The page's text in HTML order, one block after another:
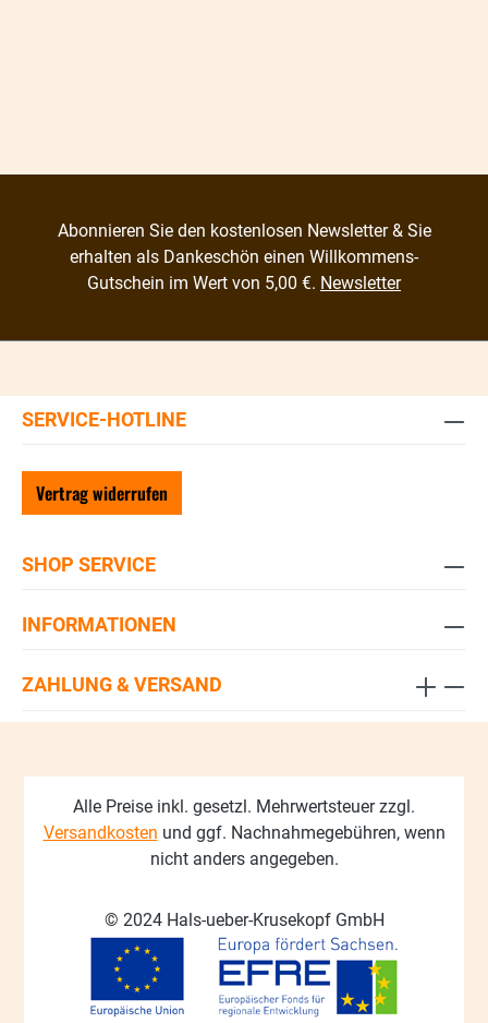
Abonnieren Sie den kostenlosen Newsletter & Sie
erhalten als Dankeschön einen Willkommens-
Gutschein im Wert von 5,00 €. Newsletter
SERVICE-HOTLINE
Vertrag widerrufen
SHOP SERVICE
INFORMATIONEN
ZAHLUNG & VERSAND
Alle Preise inkl. gesetzl. Mehrwertsteuer zzgl.
Versandkosten und ggf. Nachnahmegebühren, wenn
nicht anders angegeben.
© 2024 Hals-ueber-Krusekopf GmbH